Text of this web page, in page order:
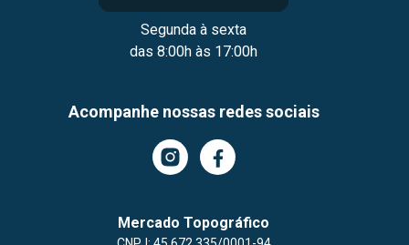
Segunda à sexta
das 8:00h às 17:00h
Acompanhe nossas redes sociais
Mercado Topográfico